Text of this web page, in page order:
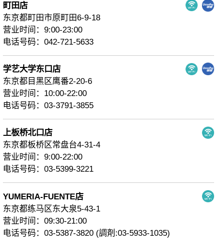
町田店
东京都町田市原町田6-9-18
营业时间：9:00-23:00
电话号码：042-721-5633
学艺大学东口店
东京都目黑区鹰番2-20-6
营业时间：10:00-22:00
电话号码：03-3791-3855
上板桥北口店
东京都板桥区常盘台4-31-4
营业时间：9:00-22:00
电话号码：03-5399-3221
YUMERIA-FUENTE店
东京都练马区东大泉5-43-1
营业时间：09:30-21:00
电话号码：03-5387-3820 (調剤:03-5933-1035)